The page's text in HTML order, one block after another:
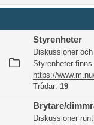
Styrenheter
Diskussioner
Styrenheter
https://
Trådar: 19
Brytare/
Diskussioner